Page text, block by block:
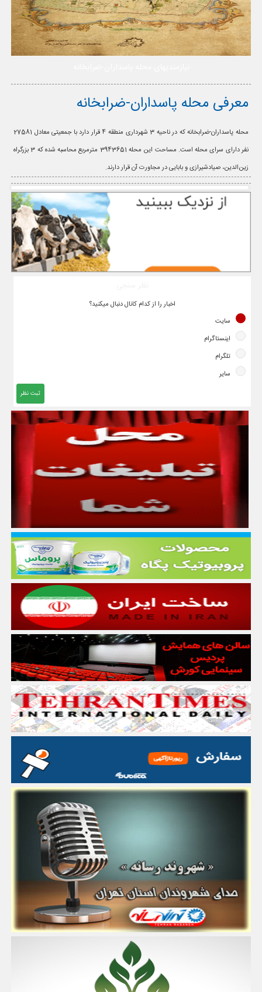
معرفی محله پاسداران-ضرابخانه
محله پاسداران-ضرابخانه که در ناحیه 3 شهرداری منطقه 4 قرار دارد با جمعیتی معادل 27581
نفر دارای سرای محله است. مساحت این محله 3943651 مترمربع محاسبه شده که 3 بزرگراه
زین‌الدین، صیادشیرازی و بابایی در مجاورت آن قرار دارند.
اخبار را از کدام کانال دنبال میکنید؟
سایت
اینستاگرام
تلگرام
سایر
ثبت نظر